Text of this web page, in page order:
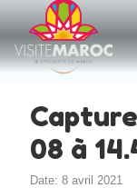
08 à
Date: 8 avril 2021